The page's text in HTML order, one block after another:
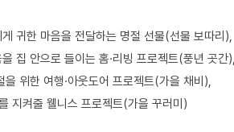
귀한 마음을 전달하는 명절 선물(선물 보따리),
집 안으로 들이는 홈·리빙 프로젝트(풍년 곳간),
을 위한 여행·아웃도어 프로젝트(가을 채비),
지켜줄 웰니스 프로젝트(가을 꾸러미)